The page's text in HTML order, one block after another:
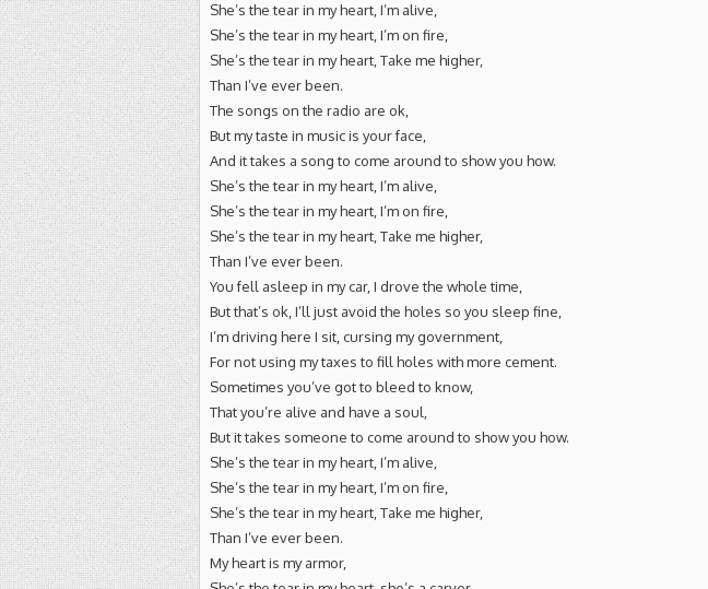
She’s the tear in my heart, I’m alive,
She’s the tear in my heart, I’m on fire,
She’s the tear in my heart, Take me higher,
Than I’ve ever been.
The songs on the radio are ok,
But my taste in music is your face,
And it takes a song to come around to show you how.
She’s the tear in my heart, I’m alive,
She’s the tear in my heart, I’m on fire,
She’s the tear in my heart, Take me higher,
Than I’ve ever been.
You fell asleep in my car, I drove the whole time,
But that’s ok, I’ll just avoid the holes so you sleep fine,
I’m driving here I sit, cursing my government,
For not using my taxes to fill holes with more cement.
Sometimes you’ve got to bleed to know,
That you’re alive and have a soul,
But it takes someone to come around to show you how.
She’s the tear in my heart, I’m alive,
She’s the tear in my heart, I’m on fire,
She’s the tear in my heart, Take me higher,
Than I’ve ever been.
My heart is my armor,